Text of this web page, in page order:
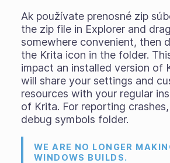
Ak používate prenosné zip
the zip file in Explorer and
somewhere convenient, then
the Krita icon in the folder.
impact an installed version of
will share your settings and
resources with your regular
of Krita. For reporting
debug symbols folder.
WE ARE NO LONGER
WINDOWS BUILDS.